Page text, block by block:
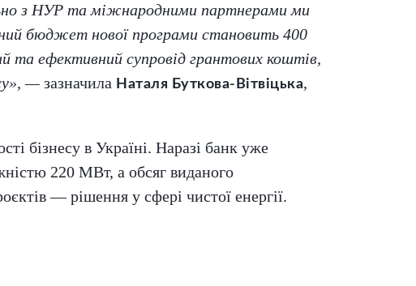
з НУР та міжнародними партнерами ми
бюджет нової програми становить 400
та ефективний супровід грантових коштів,
— зазначила Наталя Буткова-Вітвіцька,
бізнесу в Україні. Наразі банк уже
220 МВт, а обсяг виданого
— рішення у сфері чистої енергії.